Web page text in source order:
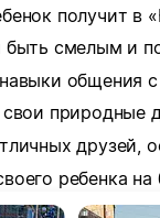
получит в
быть смелым и
общения
свои природные
друзей,
ребенка